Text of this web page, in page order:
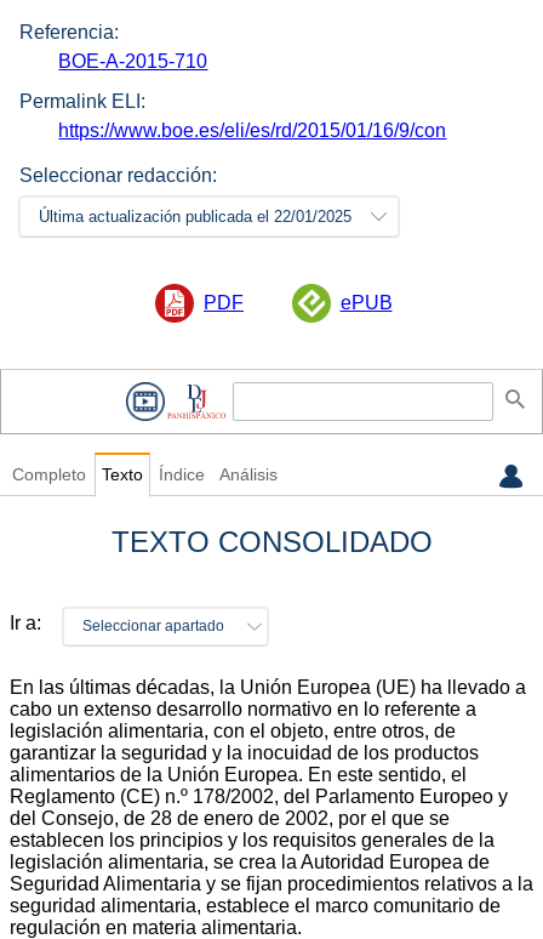
Referencia:
BOE-A-2015-710
Permalink ELI:
https://www.boe.es/eli/es/rd/2015/01/16/9/con
Seleccionar redacción:
Última actualización publicada el 22/01/2025
PDF ePUB
Completo Texto Índice Análisis
TEXTO CONSOLIDADO
Ir a: Seleccionar apartado
En las últimas décadas, la Unión Europea (UE) ha llevado a
cabo un extenso desarrollo normativo en lo referente a
legislación alimentaria, con el objeto, entre otros, de
garantizar la seguridad y la inocuidad de los productos
alimentarios de la Unión Europea. En este sentido, el
Reglamento (CE) n.º 178/2002, del Parlamento Europeo y
del Consejo, de 28 de enero de 2002, por el que se
establecen los principios y los requisitos generales de la
legislación alimentaria, se crea la Autoridad Europea de
Seguridad Alimentaria y se fijan procedimientos relativos a la
seguridad alimentaria, establece el marco comunitario de
regulación en materia alimentaria.